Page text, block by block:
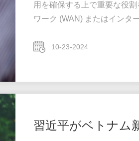
用を確保する上で重要な役
ワーク (WAN) またはインタ
イッチの合計効率的に転送
10-23-2024
習近平がベトナム